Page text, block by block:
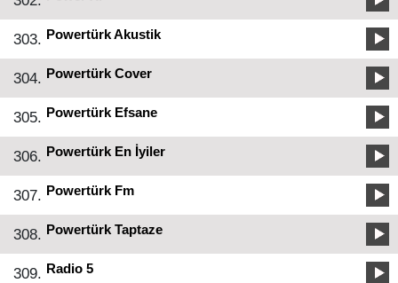
303. Powertürk Akustik
304. Powertürk Cover
305. Powertürk Efsane
306. Powertürk En İyiler
307. Powertürk Fm
308. Powertürk Taptaze
309. Radio 5